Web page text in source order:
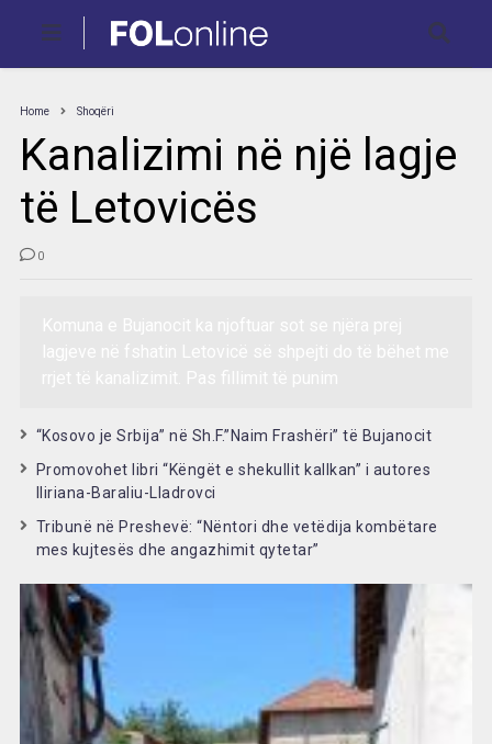
Home Shoqëri
Kanalizimi në një lagje
të Letovicës
0
“Kosovo je Srbija” në Sh.F.”Naim Frashëri” të Bujanocit
Promovohet libri “Këngët e shekullit kallkan” i autores
Iliriana-Baraliu-Lladrovci
Tribunë në Preshevë: “Nëntori dhe vetëdija kombëtare
mes kujtesës dhe angazhimit qytetar”